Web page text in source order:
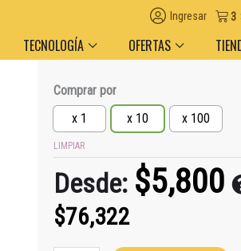
Descuento por 3
Ingresar
TECNOLOGÍA OFERTAS
Comprar por
x 1
x 10 x 100
LIMPIAR
Desde: $5,800
$76,322
Tabaco
Cuatro
Leguas
cantidad